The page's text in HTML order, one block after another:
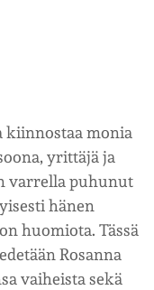
kiinnostaa monia
yrittäjä ja
varrella puhunut
hänen
huomiota. Tässä
Rosanna
vaiheista sekä